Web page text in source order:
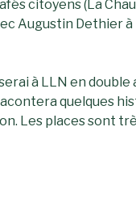
citoyens (La
Augustin Dethier
à LLN en
quelques
Les places sont